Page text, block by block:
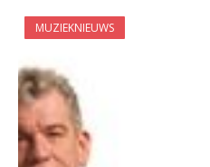
MUZIEKNIEUWS